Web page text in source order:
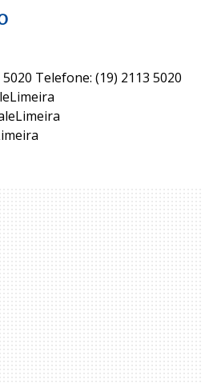
Telefone: (19) 2113 5020